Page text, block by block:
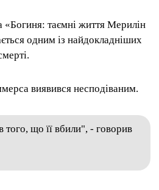
«Богиня: таємні життя Мерилін
одним із найдокладніших
виявився несподіваним.
того, що її вбили", - говорив